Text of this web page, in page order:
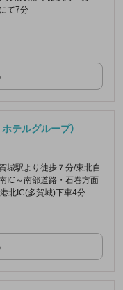
て7分
テルグループ）
城駅より徒歩７分/東北自
IC～南部道路・石巻方面
北IC(多賀城)下車4分